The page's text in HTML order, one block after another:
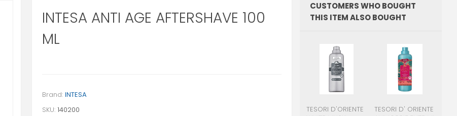
INTESA ANTI AGE AFTERSHAVE 100
ML
Brand: INTESA
SKU: 140200
CUSTOMERS WHO BOUGHT
THIS ITEM ALSO BOUGHT
TESORI D'ORIENTE
TESORI D' ORIENTE